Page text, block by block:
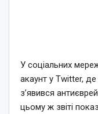
У соціальних
акаунт у Twitter, де
з’явився
цьому ж звіті